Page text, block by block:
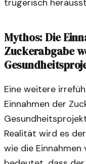
trügerisch
Mythos: Die
Zuckerabgabe
Eine weitere
Einnahmen der
Realität wird es
wie die